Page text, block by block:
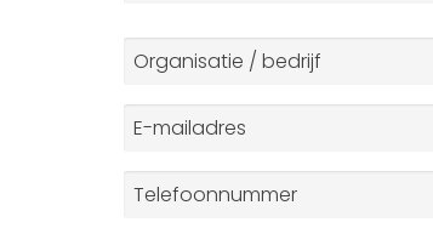
Voornaam
Organisatie
bedrijf *
E-
mailadres *
Telefoonnummer